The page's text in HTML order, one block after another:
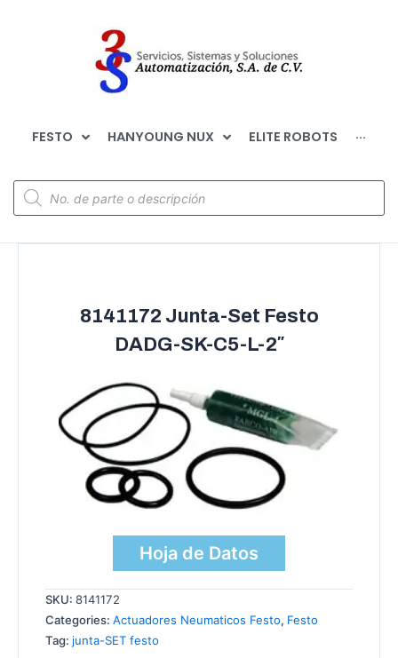
FESTO HANYOUNG NUX ELITE ROBOTS ···
8141172 Junta-Set Festo
DADG-SK-C5-L-2″
Hoja de Datos
SKU: 8141172
Categories: Actuadores Neumaticos Festo, Festo
Tag: junta-SET festo